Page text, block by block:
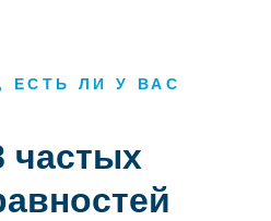
ЕСТЬ ЛИ У ВАС
частых